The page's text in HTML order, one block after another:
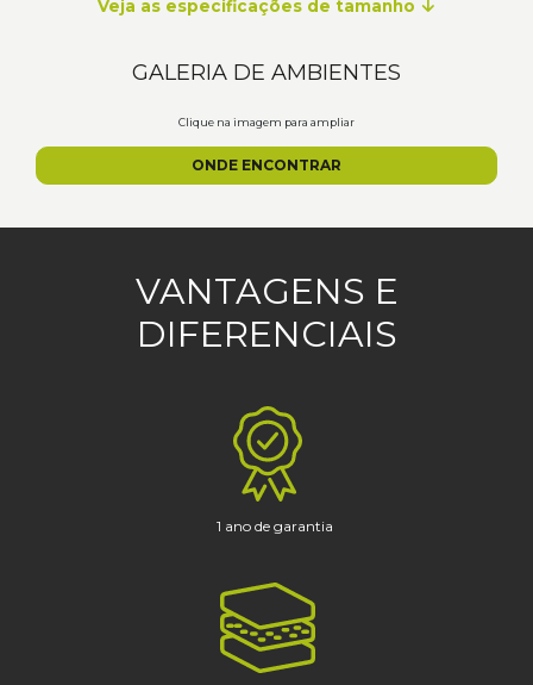
Veja as especificações de tamanho
GALERIA DE AMBIENTES
Clique na imagem para ampliar
ONDE ENCONTRAR
VANTAGENS E
DIFERENCIAIS
1 ano de garantia